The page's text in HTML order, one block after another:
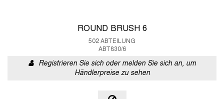
ROUND BRUSH 6
502 ABTEILUNG
ABT830/6
Registrieren Sie sich oder melden Sie sich an, um
Händlerpreise zu sehen